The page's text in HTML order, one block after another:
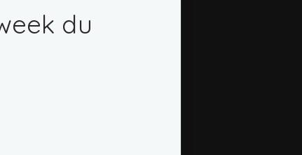
du